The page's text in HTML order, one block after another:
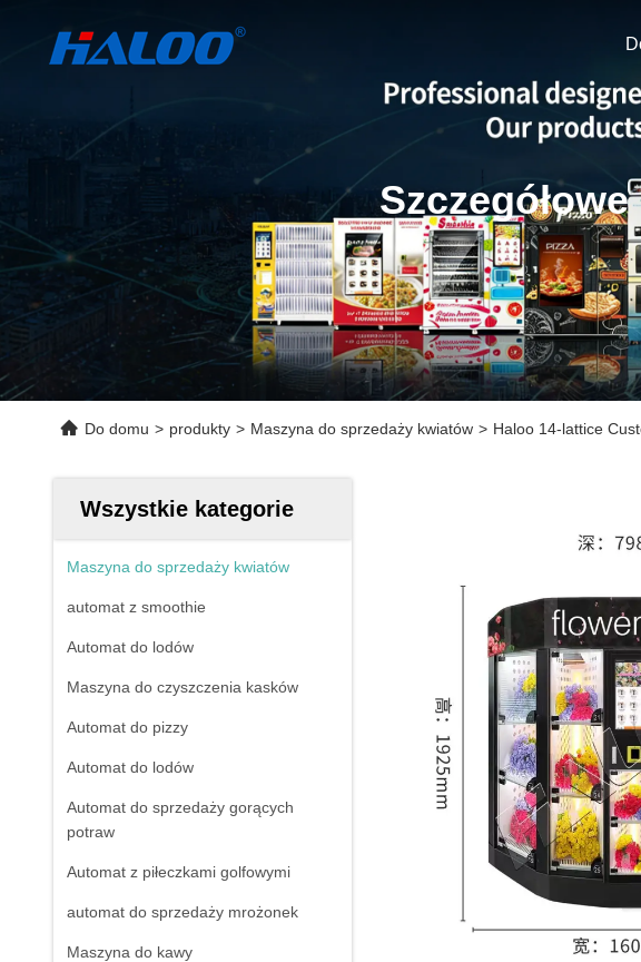
Do domu > produkty > Maszyna do sprzedaży kwiatów > Haloo 14-lattice
Wszystkie kategorie
Maszyna do sprzedaży kwiatów
automat z smoothie
Automat do lodów
Maszyna do czyszczenia kasków
Automat do pizzy
Automat do lodów
Automat do sprzedaży gorących
potraw
Automat z piłeczkami golfowymi
automat do sprzedaży mrożonek
Maszyna do kawy